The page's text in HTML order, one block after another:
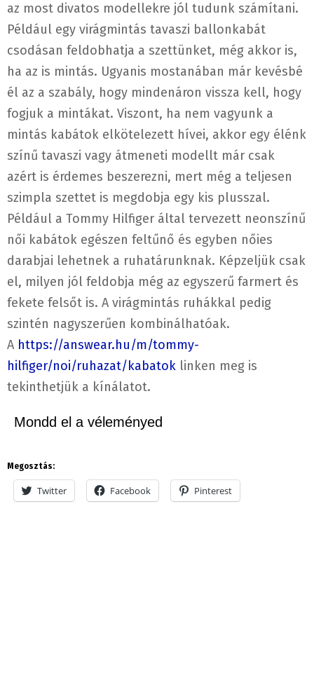
az most divatos modellekre jól tudunk számítani.
Például egy virágmintás tavaszi ballonkabát
csodásan feldobhatja a szettünket, még akkor is,
ha az is mintás. Ugyanis mostanában már kevésbé
él az a szabály, hogy mindenáron vissza kell, hogy
fogjuk a mintákat. Viszont, ha nem vagyunk a
mintás kabátok elkötelezett hívei, akkor egy élénk
színű tavaszi vagy átmeneti modellt már csak
azért is érdemes beszerezni, mert még a teljesen
szimpla szettet is megdobja egy kis plusszal.
Például a Tommy Hilfiger által tervezett neonszínű
női kabátok egészen feltűnő és egyben nőies
darabjai lehetnek a ruhatárunknak. Képzeljük csak
el, milyen jól feldobja még az egyszerű farmert és
fekete felsőt is. A virágmintás ruhákkal pedig
szintén nagyszerűen kombinálhatóak.
A https://answear.hu/m/tommy-
hilfiger/noi/ruhazat/kabatok linken meg is
tekinthetjük a kínálatot.
Mondd el a véleményed
Megosztás:
Twitter Facebook Pinterest